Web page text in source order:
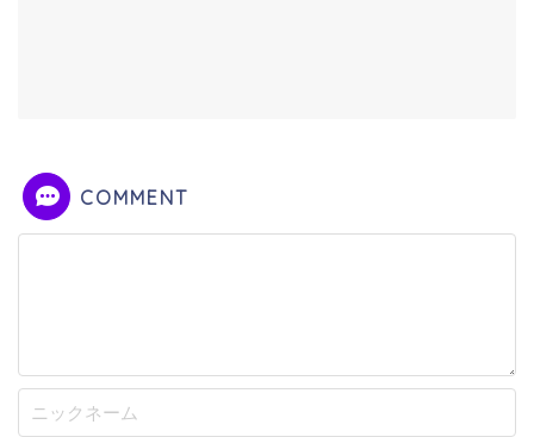
COMMENT